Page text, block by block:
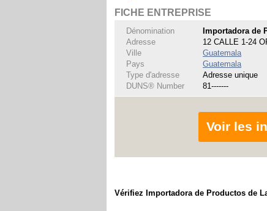
FICHE ENTREPRISE
Dénomination
Importadora de
Adresse
12 CALLE 1-24
Ville
Guatemala
Pays
Guatemala
Type d'adresse
Adresse unique
DUNS® Number
81-------
Voir les
Vérifiez Importadora de Productos de